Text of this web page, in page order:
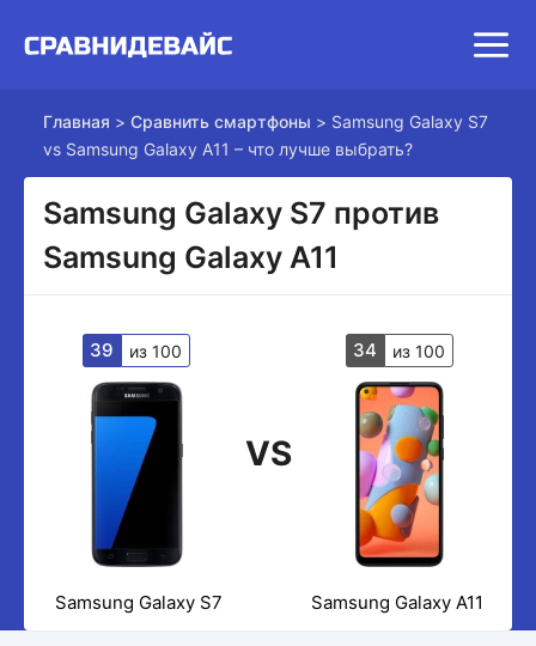
Главная > Сравнить смартфоны > Samsung Galaxy S7
vs Samsung Galaxy A11 – что лучше выбрать?
Samsung Galaxy S7 против
Samsung Galaxy A11
39 из 100
VS
34 из 100
Samsung Galaxy S7 Samsung Galaxy A11